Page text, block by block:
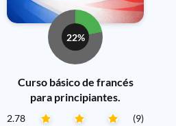
22%
Curso básico de francés
para principiantes.
2.78
(9)